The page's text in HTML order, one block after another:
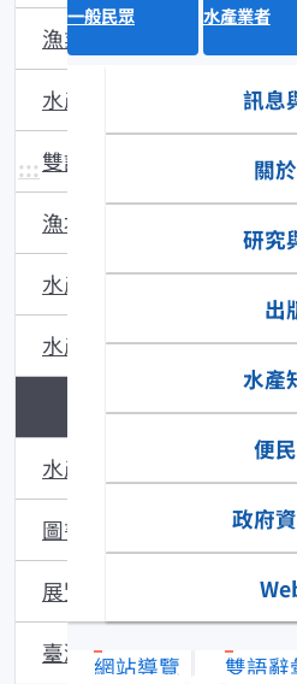
一般民眾 水產業者
訊息
關
研究
出
水產
便
政府
網站導覽 雙語辭
:::
漁業問答
水產主題館
雙語辭彙
漁場動態
水產品食安專區
水產技術
水產多媒體
水產食譜
圖書館藏
展覽與活動
臺灣沿近海漁業資源動態